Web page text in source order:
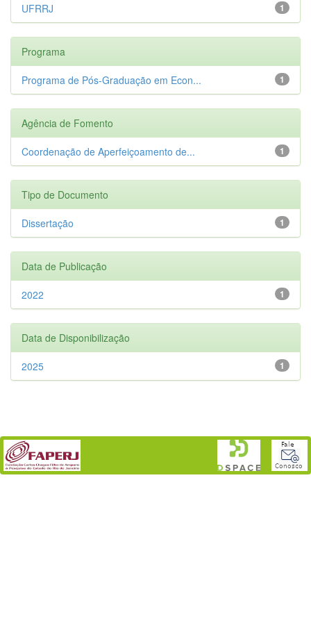
1
UFRRJ
Programa
1
Programa de Pós-Graduação em Econ...
Agência de Fomento
1
Coordenação de Aperfeiçoamento de...
Tipo de Documento
1
Dissertação
Data de Publicação
1
2022
Data de Disponibilização
1
2025